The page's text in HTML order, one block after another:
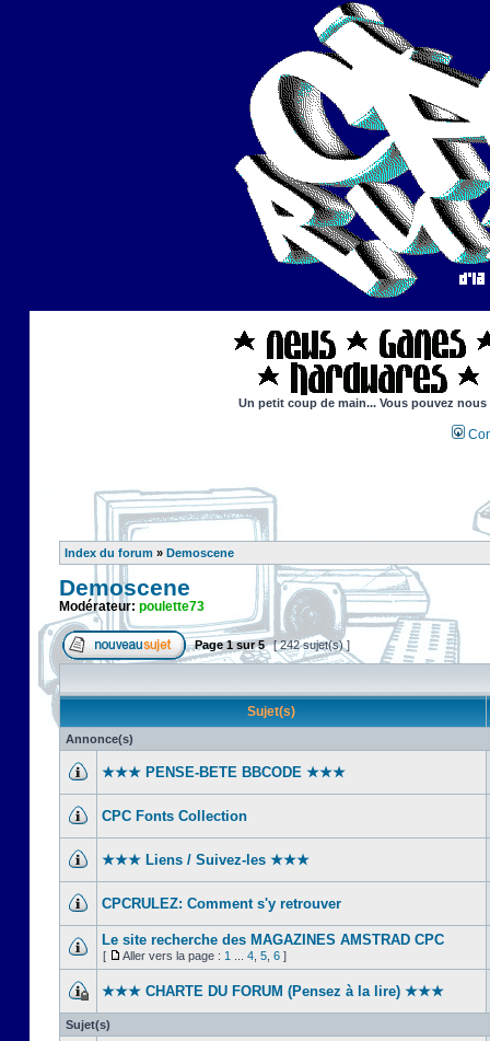
Un petit coup de main... Vous pouvez
Index du forum » Demoscene
Demoscene
Modérateur: poulette73
Page1sur5 [ 242 sujet(s) ]
Sujet(s)
Annonce(s)
★★★ PENSE-BETE BBCODE ★★★
CPC Fonts Collection
★★★ Liens / Suivez-les ★★★
CPCRULEZ: Comment s'y retrouver‎
Le site recherche des MAGAZINES AMSTRAD CPC
[ Aller vers la page : 1 4 5 6 ]
★★★ CHARTE DU FORUM (Pensez à la lire) ★★★
Sujet(s)